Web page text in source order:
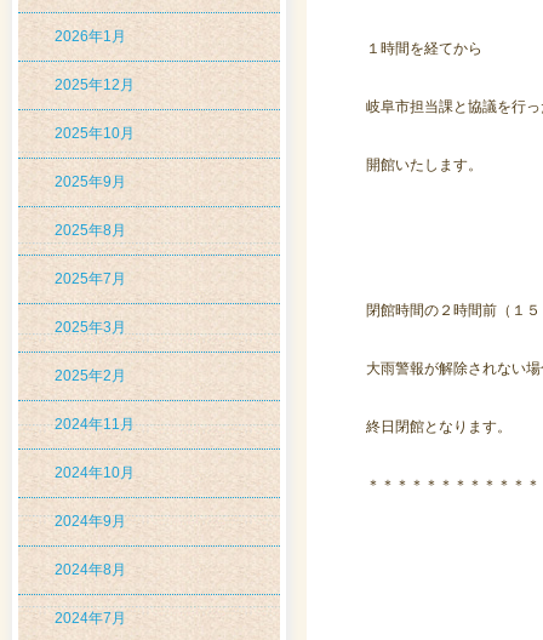
2026年1月
2025年12月
2025年10月
2025年9月
2025年8月
2025年7月
2025年3月
2025年2月
2024年11月
2024年10月
2024年9月
2024年8月
2024年7月
１時間を経てから
岐阜市担当課と協議を行
開館いたします。
閉館時間の２時間前（１
大雨警報が解除されない
終日閉館となります。
＊＊＊＊＊＊＊＊＊＊＊